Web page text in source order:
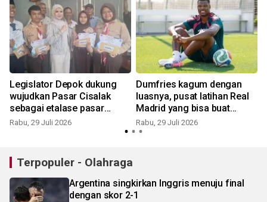
Legislator Depok dukung
wujudkan Pasar Cisalak
sebagai etalase pasar
rakyat
Rabu, 29 Juli 2026
Dumfries kagum dengan
luasnya, pusat latihan Real
Madrid yang bisa buat
tersesat
Rabu, 29 Juli 2026
Terpopuler - Olahraga
Argentina singkirkan Inggris menuju final
dengan skor 2-1